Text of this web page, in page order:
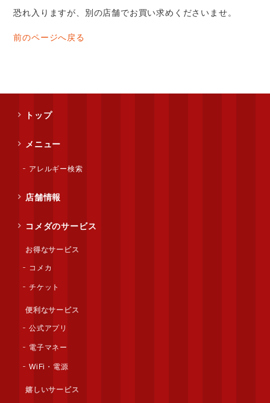
恐れ入りますが、別の店舗でお買い求めくださいませ。
前のページへ戻る
トップ
メニュー
アレルギー検索
店舗情報
コメダのサービス
お得なサービス
コメカ
チケット
便利なサービス
公式アプリ
電子マネー
WiFi・電源
嬉しいサービス